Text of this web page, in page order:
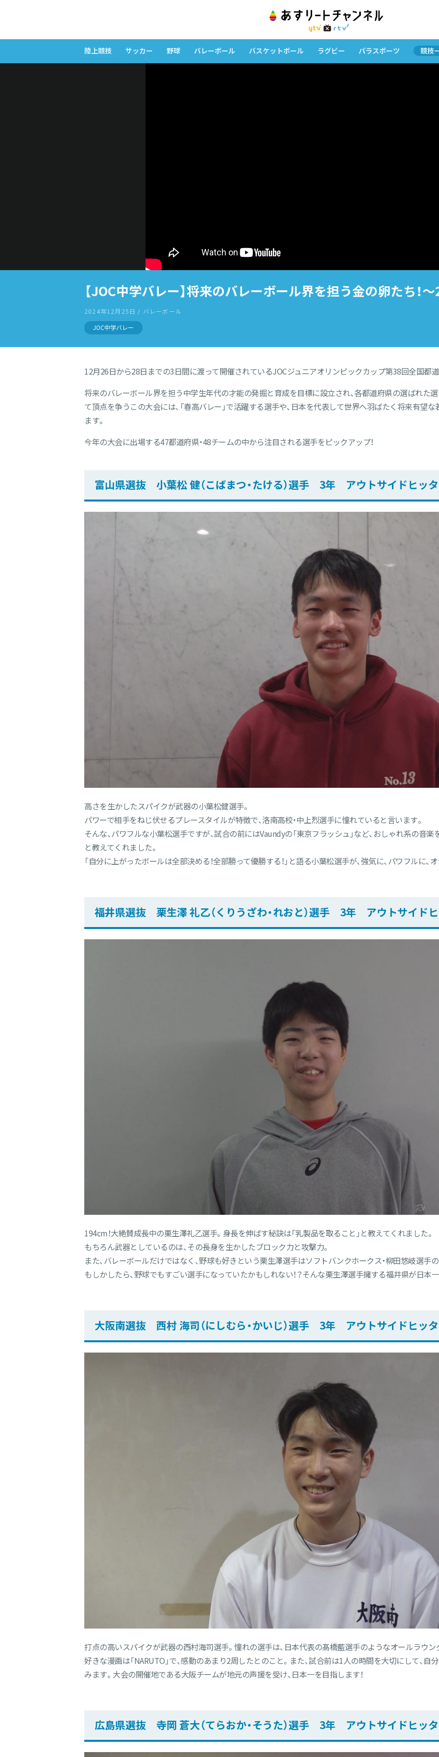
陸上競技 サッカー 野球 バレーボール バスケットボール ラグビー パラスポーツ 競技
【JOC中学バレー】将来のバレーボール界を担う金の卵たち！
2024年12月25日 / バレーボール
JOC中学バレー
12月26日から28日までの3日間に渡って開催されているJOCジュニアオリンピックカップ第38回全国都
将来のバレーボール界を担う中学生年代の才能の発掘と育成を目標に設立され、各都道府県の選ばれた
て頂点を争うこの大会には、「春高バレー」で活躍する選手や、日本を代表して世界へ羽ばたく将来有望
ます。
今年の大会に出場する47都道府県・48チームの中から注目される選手をピックアップ！
富山県選抜 小葉松 健（こばまつ・たける）選手 3年 アウトサイドヒッ
高さを生かしたスパイクが武器の小葉松健選手。
パワーで相手をねじ伏せるプレースタイルが特徴で、洛南高校・中上烈選手に憧れていると言います。
そんな、パワフルな小葉松選手ですが、試合の前にはVaundyの「東京フラッシュ」など、おしゃれ系の音
と教えてくれました。
「自分に上がったボールは全部決める！全部勝って優勝する！」と語る小葉松選手が、強気に、パワフルに、
福井県選抜 栗生澤 礼乙（くりうざわ・れおと）選手 3年 アウトサイド
194cm！大絶賛成長中の栗生澤礼乙選手。身長を伸ばす秘訣は「乳製品を取ること」と教えてくれました。
もちろん武器としているのは、その長身を生かしたブロック力と攻撃力。
また、バレーボールだけではなく、野球も好きという栗生澤選手はソフトバンクホークス・柳田悠岐選手の
もしかしたら、野球でもすごい選手になっていたかもしれない！？そんな栗生澤選手擁する福井県が日本
大阪南選抜 西村 海司（にしむら・かいじ）選手 3年 アウトサイドヒッ
打点の高いスパイクが武器の西村海司選手。憧れの選手は、日本代表の髙橋藍選手のようなオールラウン
好きな漫画は「NARUTO」で、感動のあまり2周したとのこと。また、試合前は1人の時間を大切にして、
みます。大会の開催地である大阪チームが地元の声援を受け、日本一を目指します！
広島県選抜 寺岡 蒼大（てらおか・そうた）選手 3年 アウトサイドヒッ